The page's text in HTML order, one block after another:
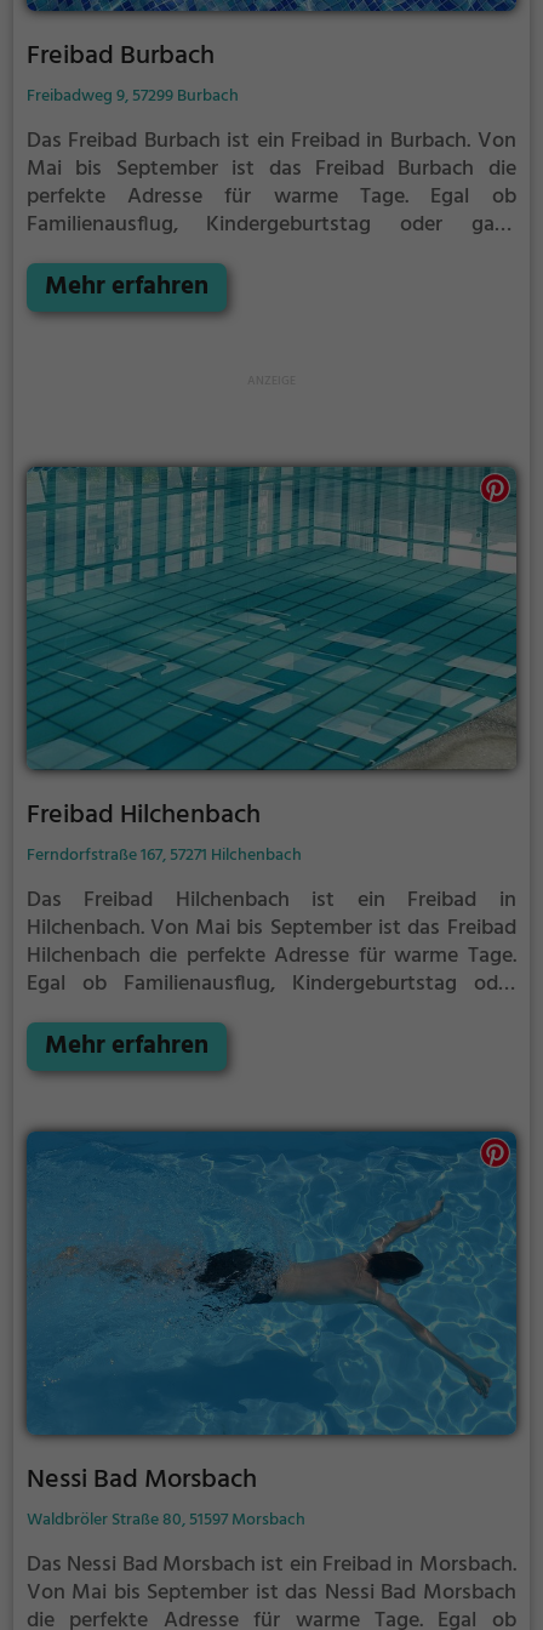
Freibad Burbach
Freibadweg 9, 57299 Burbach
Das Freibad Burbach ist ein Freibad in Burbach. Von
Mai bis September ist das Freibad Burbach die
perfekte Adresse für warme Tage. Egal ob
Familienausflug, Kindergeburtstag oder ganz
jeder auf seine Kosten. Bei gutem Wetter kann die
Freibadsaison im Freibad Burbach auch verlängert
Mehr erfahren
Freibad Hilchenbach
Ferndorfstraße 167, 57271 Hilchenbach
Das Freibad Hilchenbach ist ein Freibad in
Hilchenbach. Von Mai bis September ist das Freibad
Hilchenbach die perfekte Adresse für warme Tage.
Egal ob Familienausflug, Kindergeburtstag oder
kommt jeder auf seine Kosten. Bei gutem Wetter
kann die Freibadsaison im Freibad Hilchenbach auch
auf der Website.
Mehr erfahren
Nessi Bad Morsbach
Waldbröler Straße 80, 51597 Morsbach
Das Nessi Bad Morsbach ist ein Freibad in Morsbach.
Von Mai bis September ist das Nessi Bad Morsbach
die perfekte Adresse für warme Tage. Egal ob